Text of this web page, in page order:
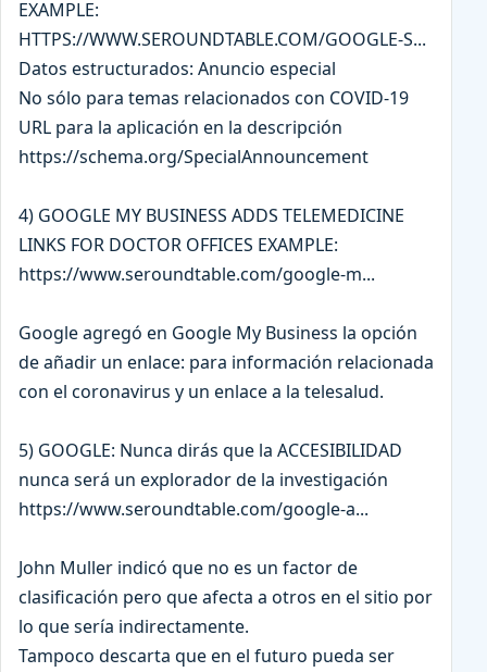
EXAMPLE:
HTTPS://WWW.SEROUNDTABLE.COM/GOOGLE-S...
Datos estructurados: Anuncio especial
No sólo para temas relacionados con COVID-19
URL para la aplicación en la descripción
https://schema.org/SpecialAnnouncement
4) GOOGLE MY BUSINESS ADDS TELEMEDICINE
LINKS FOR DOCTOR OFFICES EXAMPLE:
https://www.seroundtable.com/google-m...
Google agregó en Google My Business la opción
de añadir un enlace: para información relacionada
con el coronavirus y un enlace a la telesalud.
5) GOOGLE: Nunca dirás que la ACCESIBILIDAD
nunca será un explorador de la investigación
https://www.seroundtable.com/google-a...
John Muller indicó que no es un factor de
clasificación pero que afecta a otros en el sitio por
lo que sería indirectamente.
Tampoco descarta que en el futuro pueda ser